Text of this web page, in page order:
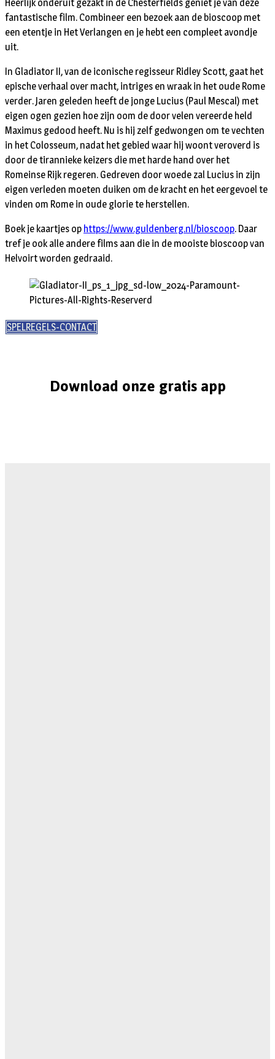
Heerlijk onderuit gezakt in de Chesterfields geniet je van deze
fantastische film. Combineer een bezoek aan de bioscoop met
een etentje in Het Verlangen en je hebt een compleet avondje
uit.
In Gladiator II, van de iconische regisseur Ridley Scott, gaat het
epische verhaal over macht, intriges en wraak in het oude Rome
verder. Jaren geleden heeft de jonge Lucius (Paul Mescal) met
eigen ogen gezien hoe zijn oom de door velen vereerde held
Maximus gedood heeft. Nu is hij zelf gedwongen om te vechten
in het Colosseum, nadat het gebied waar hij woont veroverd is
door de tirannieke keizers die met harde hand over het
Romeinse Rijk regeren. Gedreven door woede zal Lucius in zijn
eigen verleden moeten duiken om de kracht en het eergevoel te
vinden om Rome in oude glorie te herstellen.
Boek je kaartjes op https://www.guldenberg.nl/bioscoop. Daar
tref je ook alle andere films aan die in de mooiste bioscoop van
Helvoirt worden gedraaid.
SPELREGELS-CONTACT
Download onze gratis app